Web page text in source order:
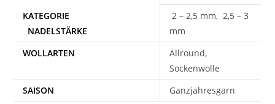
2 – 2,5 mm, 2,5 – 3
mm
WOLLARTEN
Allround,
Sockenwolle
SAISON
Ganzjahresgarn